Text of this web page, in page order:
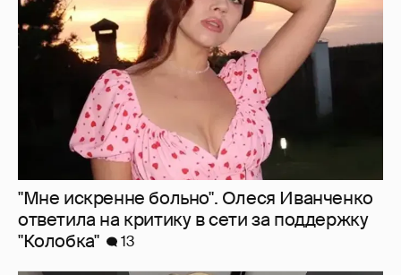
"Мне искренне больно". Олеся Иванченко
ответила на критику в сети за поддержку
"Колобка"
13